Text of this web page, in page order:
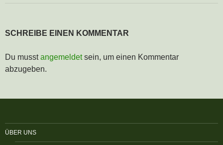
SCHREIBE EINEN KOMMENTAR
Du musstangemeldetsein, um einen Kommentar
abzugeben.
ÜBER UNS